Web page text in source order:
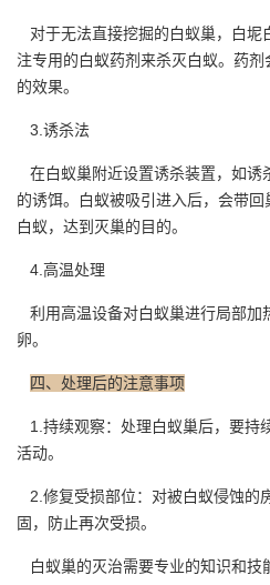
对于无法直接挖掘的白蚁巢，白坭
注专用的白蚁药剂来杀灭白蚁。药
的效果。
3.诱杀法
在白蚁巢附近设置诱杀装置，如诱
的诱饵。白蚁被吸引进入后，会带回
白蚁，达到灭巢的目的。
4.高温处理
利用高温设备对白蚁巢进行局部加
卵。
四、处理后的注意事项
1.持续观察：处理白蚁巢后，要持
活动。
2.修复受损部位：对被白蚁侵蚀的
固 ，防止再次受损。
白蚁巢的灭治需要专业的知识和技